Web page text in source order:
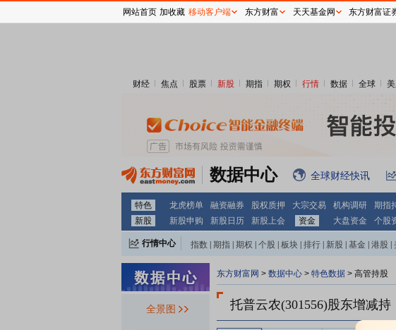
财经 焦点 股票 新股 期指 期权 行情 数据 全球
数据中心 全球财经快讯
特色 龙虎榜单 融资融券 股权质押 大宗交易 机构调研 期指
新股
新股申购 新股日历 新股上会 资金 大盘资金 个股
行情中心 指数 期指 期权 个股 板块 排行 新股 基金 港股
全景图
东方财富网 > 数据中心 > 特色数据 > 高管持股
托普云农(301556)股东增减持
网站首页 加收藏 移动客户端 东方财富 天天基金网 东方财富证